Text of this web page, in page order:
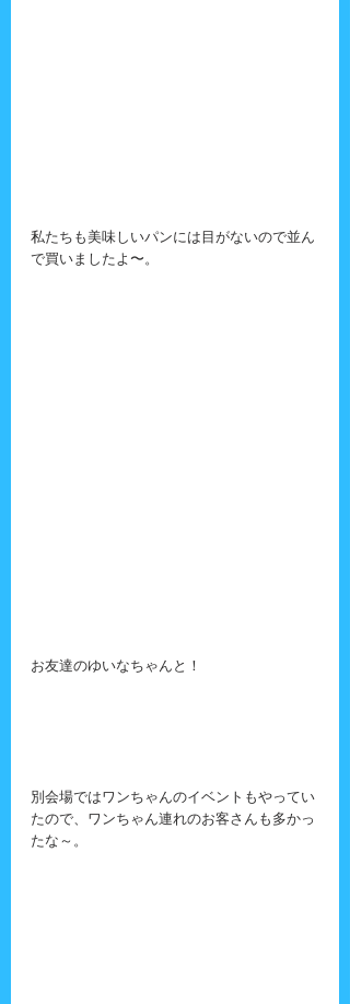
私たちも美味しいパンには目がないので並ん
で買いましたよ〜。
お友達のゆいなちゃんと！
別会場ではワンちゃんのイベントもやってい
たので、ワンちゃん連れのお客さんも多かっ
たな～。